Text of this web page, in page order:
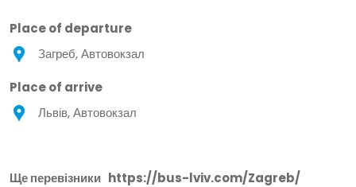
Place of departure
Загреб, Автовокзал
Place of arrive
Львів, Автовокзал
Ще перевізники https://bus-lviv.com/Zagreb/